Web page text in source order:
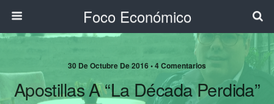
Foco Económico
30 De Octubre De 2016 • 4 Comentarios
Apostillas A “La Década Perdida”